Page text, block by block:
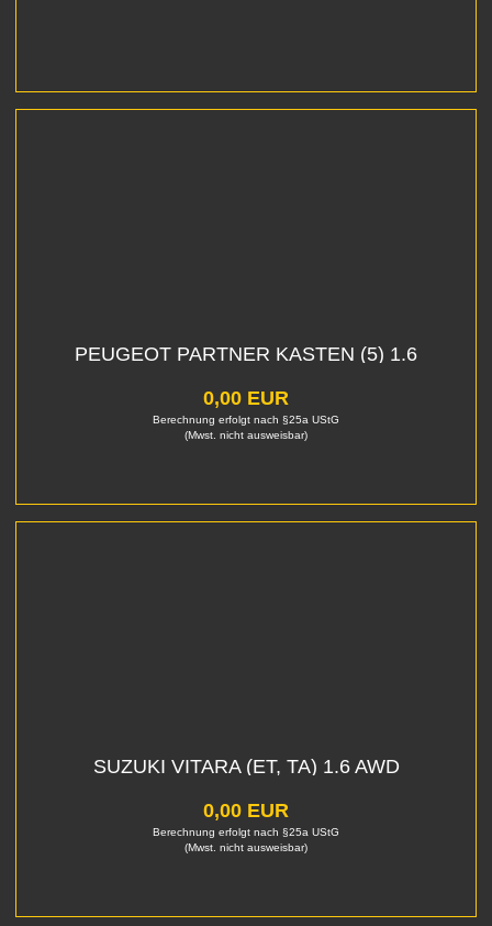
PEUGEOT PARTNER KASTEN (5) 1.6
0,00 EUR
Berechnung erfolgt nach §25a UStG
(Mwst. nicht ausweisbar)
SUZUKI VITARA (ET, TA) 1.6 AWD
0,00 EUR
Berechnung erfolgt nach §25a UStG
(Mwst. nicht ausweisbar)